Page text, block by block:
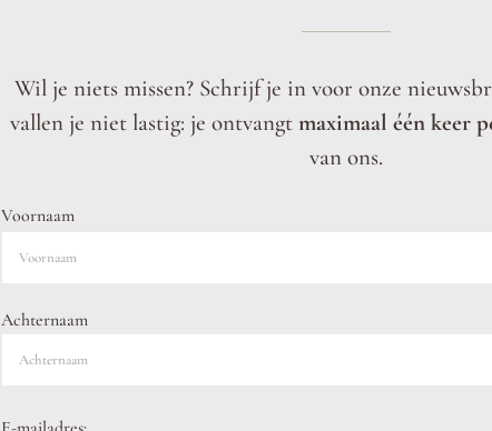
Wil je niets missen? Schrijf je in voor onze
vallen je niet lastig: je ontvangt maximaal één keer
van ons.
Voornaam
Achternaam